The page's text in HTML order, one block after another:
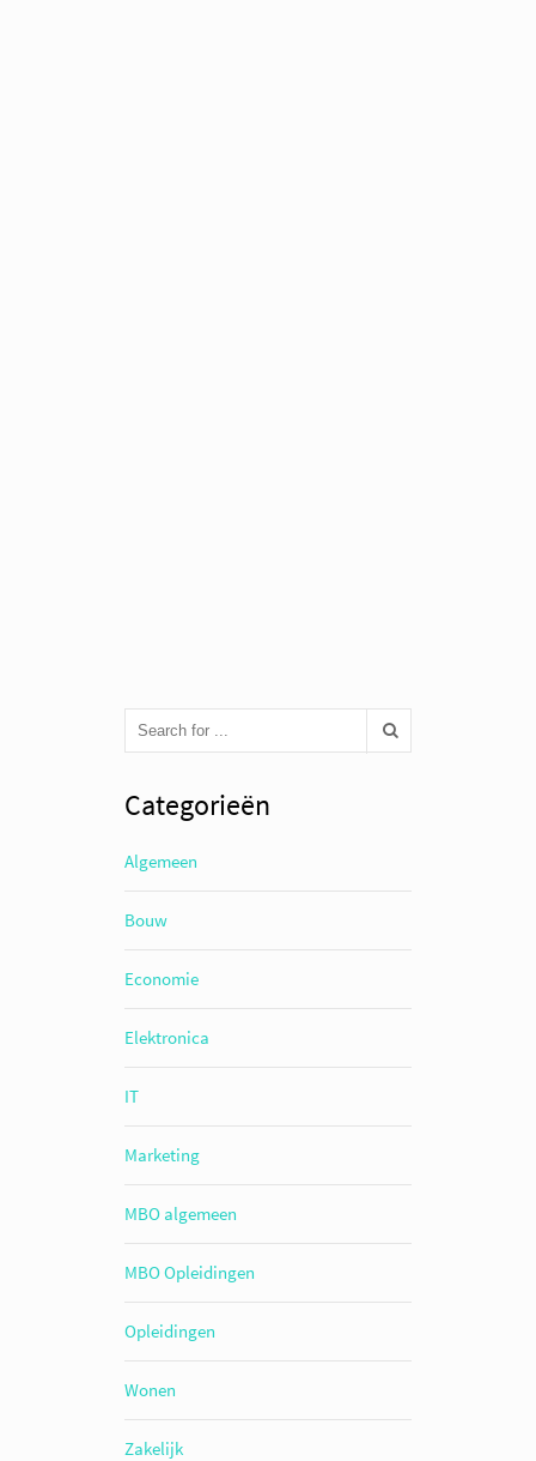
Categorieën
Algemeen
Bouw
Economie
Elektronica
IT
Marketing
MBO algemeen
MBO Opleidingen
Opleidingen
Wonen
Zakelijk